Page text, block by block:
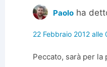
Paolo ha
22 Febbraio 2012 alle
Peccato, sarà per la